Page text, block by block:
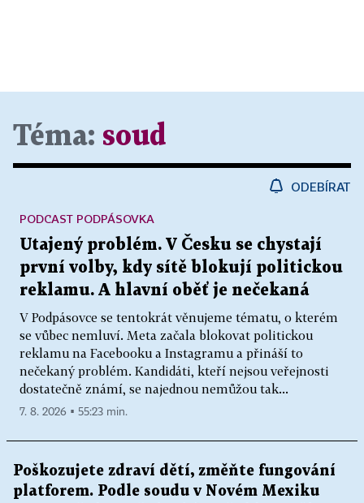
Téma: soud
ODEBÍRAT
Utajený problém. V Česku se chystají
první volby, kdy sítě blokují politickou
reklamu. A hlavní oběť je nečekaná
V Podpásovce se tentokrát věnujeme tématu, o kterém
se vůbec nemluví. Meta začala blokovat politickou
reklamu na Facebooku a Instagramu a přináší to
nečekaný problém. Kandidáti, kteří nejsou veřejnosti
dostatečně známí, se najednou nemůžou tak...
PODCAST PODPÁSOVKA
7. 8. 2026 ▪ 55:23 min.
Poškozujete zdraví dětí, změňte fungování
platforem. Podle soudu v Novém Mexiku